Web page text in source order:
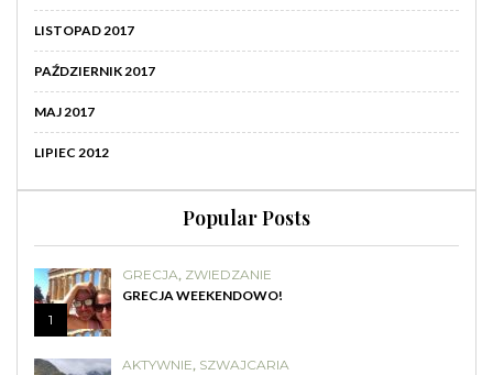
LISTOPAD 2017
PAŹDZIERNIK 2017
MAJ 2017
LIPIEC 2012
Popular Posts
1
GRECJA, ZWIEDZANIE
GRECJA WEEKENDOWO!
AKTYWNIE, SZWAJCARIA